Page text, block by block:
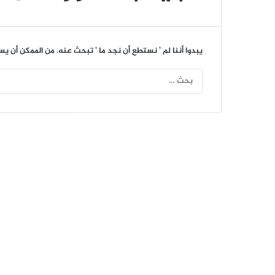
يبدوا أننا لم ’ نستطع أن نجد ما ’ تبحث عنه. من الممكن أن